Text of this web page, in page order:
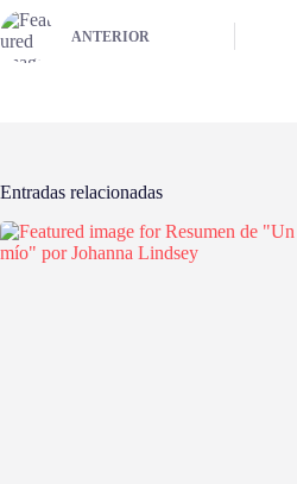
ANTERIOR
Entradas relacionadas